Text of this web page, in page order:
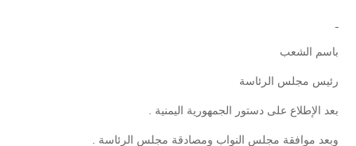
باسم الشعب
رئيس مجلس الرئاسة
بعد الإطلاع على دستور الجمهورية اليمنية .
وبعد موافقة مجلس النواب ومصادقة مجلس الرئاسة .